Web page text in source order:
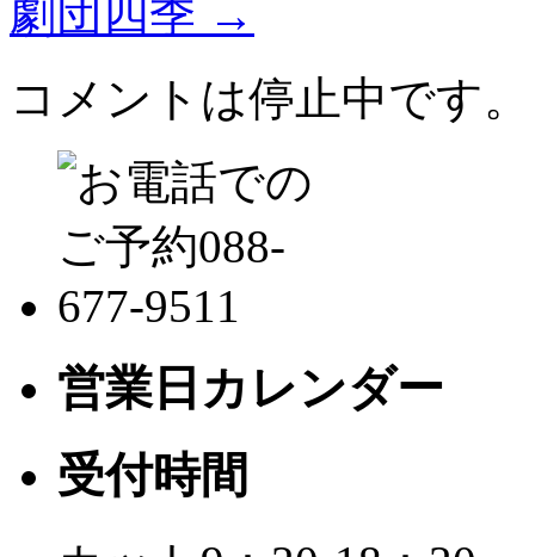
劇団四季 →
コメントは停止中です。
営業日カレンダー
受付時間